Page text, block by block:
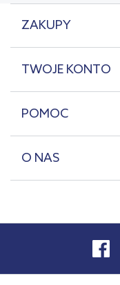
ZAKUPY
TWOJE KONTO
POMOC
O NAS